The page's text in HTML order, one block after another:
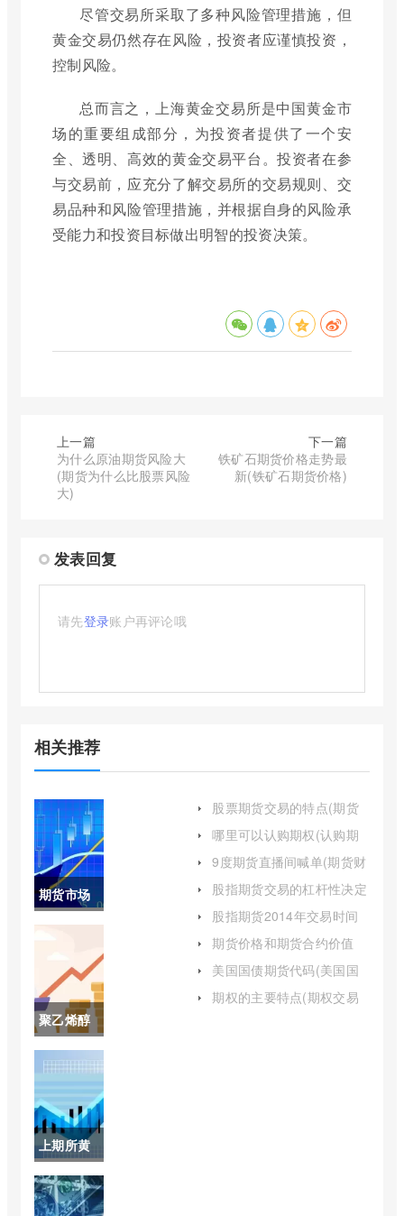
尽管交易所采取了多种风险管理措施，但
黄金交易仍然存在风险，投资者应谨慎投资，
控制风险。
总而言之，上海黄金交易所是中国黄金市
场的重要组成部分，为投资者提供了一个安
全、透明、高效的黄金交易平台。投资者在参
与交易前，应充分了解交易所的交易规则、交
易品种和风险管理措施，并根据自身的风险承
受能力和投资目标做出明智的投资决策。
上一篇
为什么原油期货风险大
(期货为什么比股票风险
大)
下一篇
铁矿石期货价格走势最
新(铁矿石期货价格)
发表回复
请先登录账户再评论哦
相关推荐
期货市场
的主体包
括哪些(期
货市场的
构成要素)
聚乙烯醇
期货价格
(pva聚乙
烯醇期货)
上期所黄
金
股票期货交易的特点(期货
交易及其特点)
哪里可以认购期权(认购期
权能卖空吗)
9度期货直播间喊单(期货财
经直播间老师喊单)
股指期货交易的杠杆性决定
了(股指期货杠杆要利息吗)
股指期货2014年交易时间
(股指期货最新交易时间表)
期货价格和期货合约价值
(期货合约与期货交易)
美国国债期货代码(美国国
债期货今日价格为10112)
期权的主要特点(期权交易